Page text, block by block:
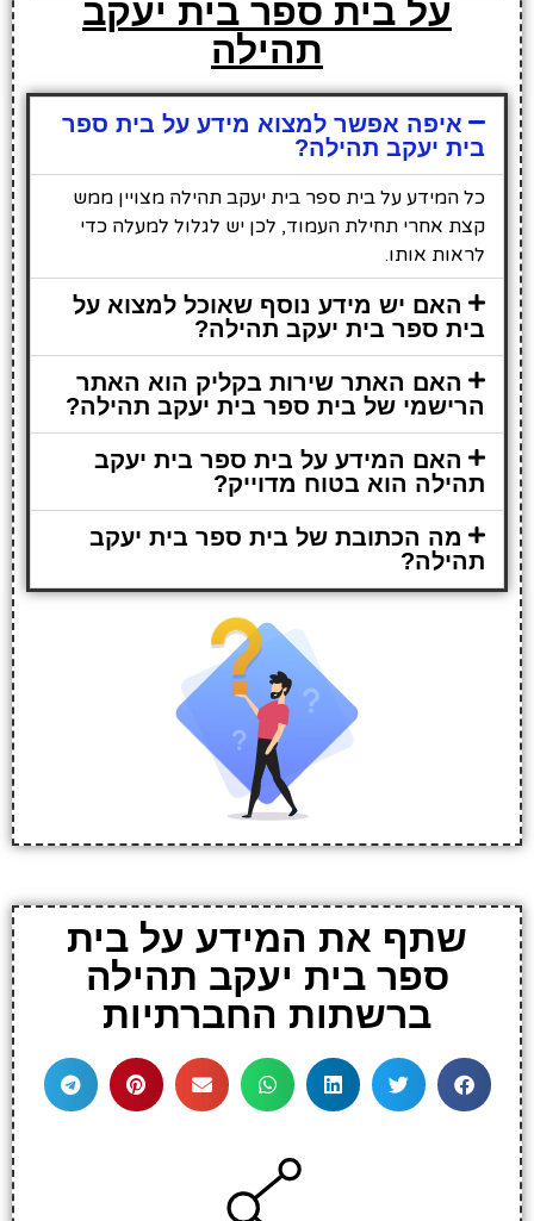
על בית ספר בית יעקב
תהילה
איפה אפשר למצוא מידע על בית ספר
בית יעקב תהילה?
כל המידע על בית ספר בית יעקב תהילה מצויין ממש
קצת אחרי תחילת העמוד, לכן יש לגלול למעלה כדי
לראות אותו.
האם יש מידע נוסף שאוכל למצוא על
בית ספר בית יעקב תהילה?
האם האתר שירות בקליק הוא האתר
הרישמי של בית ספר בית יעקב תהילה?
האם המידע על בית ספר בית יעקב
תהילה הוא בטוח מדוייק?
מה הכתובת של בית ספר בית יעקב
תהילה?
שתף את המידע על בית
ספר בית יעקב תהילה
ברשתות החברתיות